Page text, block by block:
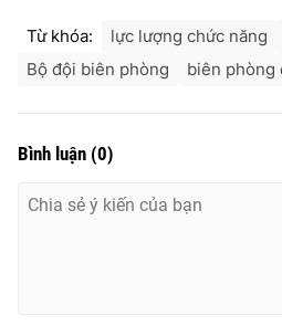
thuận bằng văn bản. Ghi rõ nguồn
Từ khóa: lực lượng chức năng
Bộ đội biên phòng
biên phòng
Bình luận (0)